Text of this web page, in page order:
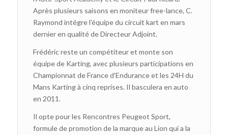
Après plusieurs saisons en moniteur free-lance, C.
Raymond intégre l’équipe du circuit kart en mars
dernier en qualité de Directeur Adjoint.
Frédéric reste un compétiteur et monte son
équipe de Karting, avec plusieurs participations en
Championnat de France d’Endurance et les 24H du
Mans Karting à cinq reprises. Il basculera en auto
en 2011.
Il opte pour les Rencontres Peugeot Sport,
formule de promotion de la marque au Lion qui a la